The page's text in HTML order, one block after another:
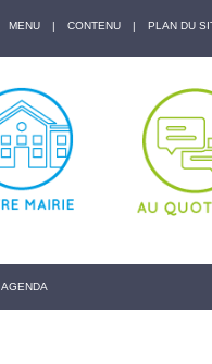
MENU | CONTENU | PLAN DU
AGENDA